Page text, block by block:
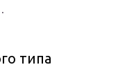
типа